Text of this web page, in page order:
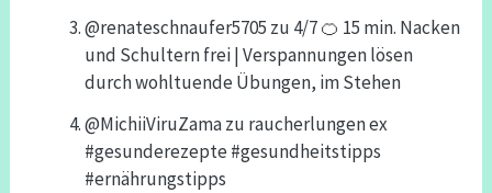
@renateschnaufer5705 zu 4/7 🍊 15 min. Nacken
und Schultern frei | Verspannungen lösen
durch wohltuende Übungen, im Stehen
@MichiiViruZamazu raucherlungen ex
#gesunderezepte #gesundheitstipps
#ernährungstipps